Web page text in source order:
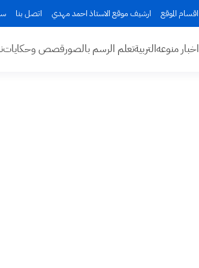
اقسام الموقع ارشيف موقع الاستاذ احمد مهدي اتصل بنا
اخبار منوعهالتربيةتعلم الرسم بالصورقصص وحكايات